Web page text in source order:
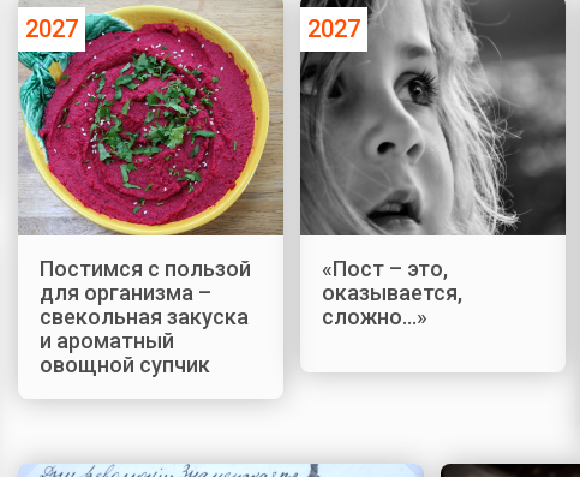
2027
Постимся с пользой
для организма –
свекольная закуска
и ароматный
овощной супчик
2027
«Пост – это,
оказывается,
сложно…»